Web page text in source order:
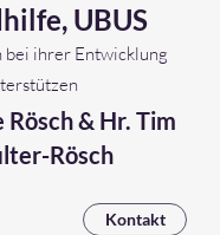
UBUS
bei ihrer Entwicklung
& Hr. Tim
Rösch
Kontakt